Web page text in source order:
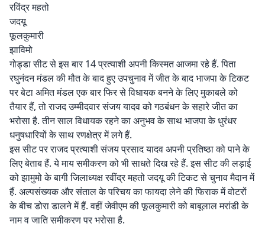
रविंद्र महतो
जदयू
फूलकुमारी
झाविमो
गोड्डा सीट से इस बार 14 प्रत्याशी अपनी किस्मत आजमा रहे हैं. पिता
रघुनंदन मंडल की मौत के बाद हुए उपचुनाव में जीत के बाद भाजपा के टिकट
पर बेटा अमित मंडल एक बार फिर से विधायक बनने के लिए मुकाबले को
तैयार हैं, तो राजद उम्मीदवार संजय यादव को गठबंधन के सहारे जीत का
भरोसा है. तीन साल विधायक रहने का अनुभव के साथ भाजपा के धुरंधर
धनुषधारियों के साथ रणक्षेत्र में लगे हैं.
इस सीट पर राजद प्रत्याशी संजय प्रसाद यादव अपनी प्रतिष्ठा को पाने के
लिए बेताब हैं. ये माय समीकरण को भी साधते दिख रहे हैं. इस सीट की लड़ाई
को झामुमो के बागी जिलाध्यक्ष रवींद्र महतो जदयू की टिकट से चुनाव मैदान में
हैं. अल्पसंख्यक और संताल के परिचय का फायदा लेने की फिराक में वोटरों
के बीच डोरा डालने में हैं. वहीं जेवीएम की फूलकुमारी को बाबूलाल मरांडी के
नाम व जाति समीकरण पर भरोसा है.